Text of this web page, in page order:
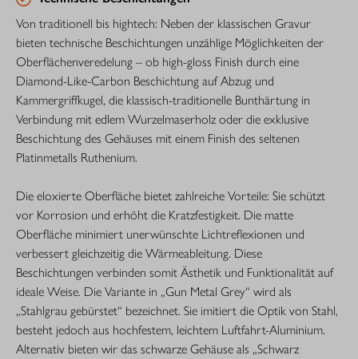
Von traditionell bis hightech: Neben der klassischen Gravur
bieten technische Beschichtungen unzählige Möglichkeiten der
Oberflächenveredelung – ob high-gloss Finish durch eine
Diamond-Like-­Carbon Beschichtung auf Abzug und
Kammergriffkugel, die klassisch-traditionelle Bunthärtung in
Verbindung mit edlem Wurzelmaserholz oder die exklusive
Beschichtung des Gehäuses mit einem Finish des seltenen
Platinmetalls Ruthenium.
Die eloxierte Oberfläche bietet zahlreiche Vorteile: Sie schützt
vor Korrosion und erhöht die Kratzfestigkeit. Die matte
Oberfläche minimiert unerwünschte Lichtreflexionen und
verbessert gleichzeitig die Wärmeableitung. Diese
Beschichtungen verbinden somit Ästhetik und Funktionalität auf
ideale Weise. Die Variante in „Gun Metal Grey“ wird als
„Stahlgrau gebürstet“ bezeichnet. Sie imitiert die Optik von Stahl,
besteht jedoch aus hochfestem, leichtem Luftfahrt-Aluminium.
Alternativ bieten wir das schwarze Gehäuse als „Schwarz